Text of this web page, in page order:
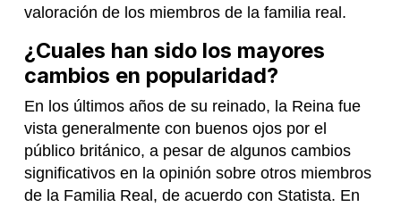
valoración de los miembros de la familia real.
¿Cuales han sido los mayores
cambios en popularidad?
En los últimos años de su reinado, la Reina fue
vista generalmente con buenos ojos por el
público británico, a pesar de algunos cambios
significativos en la opinión sobre otros miembros
de la Familia Real, de acuerdo con Statista. En